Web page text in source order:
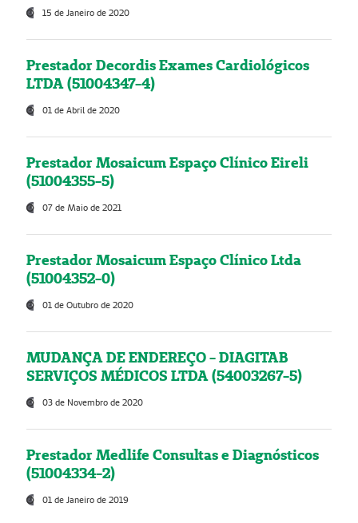
15 de Janeiro de 2020
Prestador Decordis Exames Cardiológicos
LTDA (51004347-4)
01 de Abril de 2020
Prestador Mosaicum Espaço Clínico Eireli
(51004355-5)
07 de Maio de 2021
Prestador Mosaicum Espaço Clínico Ltda
(51004352-0)
01 de Outubro de 2020
MUDANÇA DE ENDEREÇO - DIAGITAB
SERVIÇOS MÉDICOS LTDA (54003267-5)
03 de Novembro de 2020
Prestador Medlife Consultas e Diagnósticos
(51004334-2)
01 de Janeiro de 2019